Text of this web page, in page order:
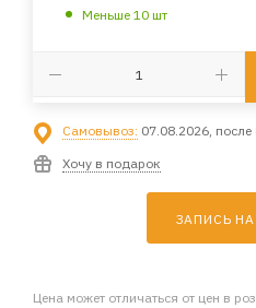
Меньше 10 шт
Самовывоз: 07.08.2026,
Хочу в подарок
ЗАПИСЬ
Цена может отличаться от цен в